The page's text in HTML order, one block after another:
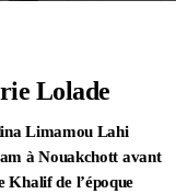
Lolade
Limamou Lahi
à Nouakchott avant
Khalif de l’époque